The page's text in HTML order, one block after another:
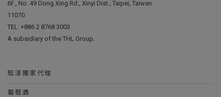
6F., No. 49 Dong Xing Rd., Xinyi Dist., Taipei, Taiwan
11070
TEL: +886 2 8768 3003
A subsidiary of the THL Group.
知淳獨家代理
葡萄酒